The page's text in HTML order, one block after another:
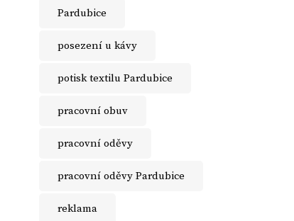
Pardubice
posezení u kávy
potisk textilu Pardubice
pracovní obuv
pracovní oděvy
pracovní oděvy Pardubice
reklama